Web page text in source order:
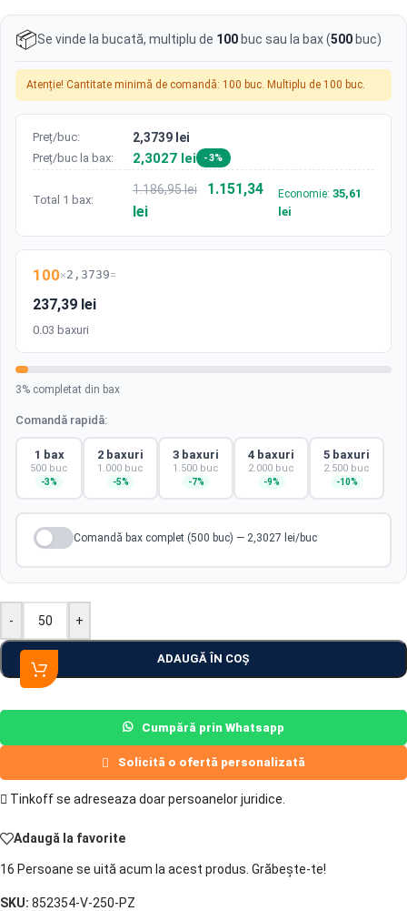
📦Se vinde la bucată, multiplu de 100 buc sau la bax (500 buc)
Atenție! Cantitate minimă de comandă: 100 buc. Multiplu de 100 buc.
Preț/buc: 2,3739 lei
Preț/buc la bax: 2,3027 lei -3%
Total 1 bax:
1.186,95 lei
1.151,34
lei
Economie: 35,61
lei
100×2,3739=
237,39 lei
0.03 baxuri
3% completat din bax
Comandă rapidă:
1 bax
500 buc
-3%
2 baxuri
1.000 buc
-5%
3 baxuri
1.500 buc
-7%
4 baxuri
2.000 buc
-9%
5 baxuri
2.500 buc
-10%
Comandă bax complet (500 buc) — 2,3027 lei/buc
- +
ADAUGĂ ÎN COȘ
Cumpără prin Whatsapp
Solicită o ofertă personalizată
Tinkoff se adreseaza doar persoanelor juridice.
Adaugă la favorite
16 Persoane se uită acum la acest produs. Grăbește-te!
SKU: 852354-V-250-PZ